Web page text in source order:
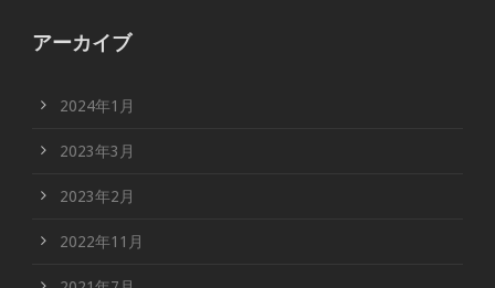
アーカイブ
2024年1月
2023年3月
2023年2月
2022年11月